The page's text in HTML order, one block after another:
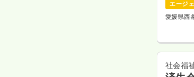
エージ
愛媛県西
社会福